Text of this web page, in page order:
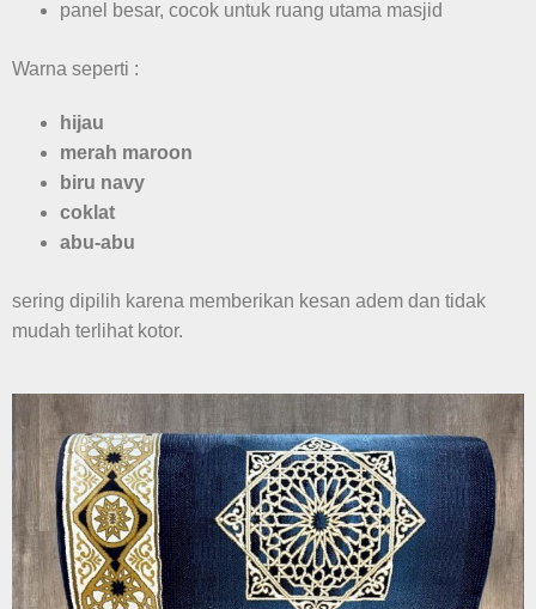
panel besar, cocok untuk ruang utama masjid
Warna seperti :
hijau
merah maroon
biru navy
coklat
abu-abu
sering dipilih karena memberikan kesan adem dan tidak
mudah terlihat kotor.